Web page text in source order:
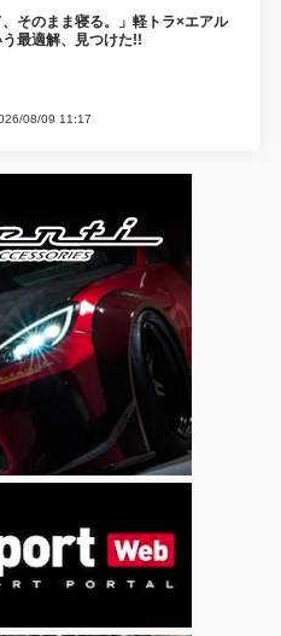
、そのまま寝る。」軽トラ×エアル
最適解、見つけた!!
08/09 11:17